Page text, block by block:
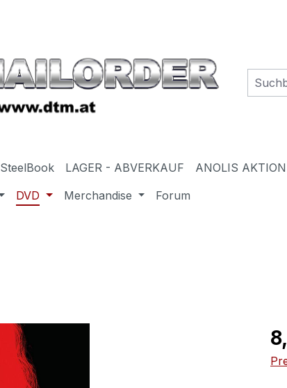
SteelBook LAGER - ABVERKAUF ANOLIS AKTION
DVD Merchandise Forum